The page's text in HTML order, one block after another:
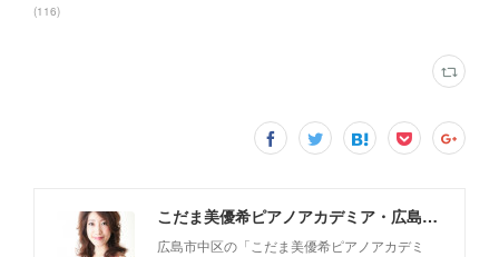
(116)
こだま美優希ピアノアカデミア・広島市中区
広島市中区の「こだま美優希ピアノアカデミ